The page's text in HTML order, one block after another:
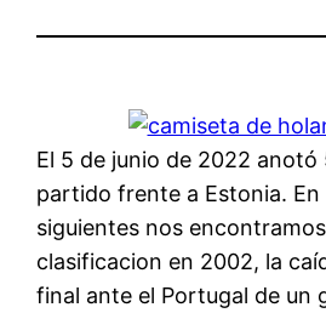
El 5 de junio de 2022 anotó
partido frente a Estonia.
siguientes nos
clasificacion en 2002, la
final ante el Portugal de un